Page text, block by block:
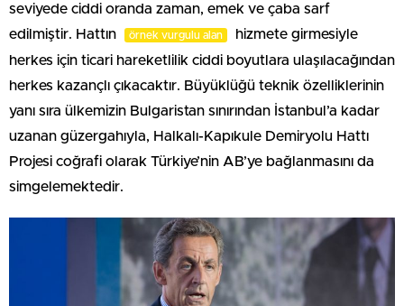
seviyede ciddi oranda zaman, emek ve çaba sarf
edilmiştir. Hattın
örnek vurgulu alan
hizmete girmesiyle
herkes için ticari hareketlilik ciddi boyutlara ulaşılacağından
herkes kazançlı çıkacaktır. Büyüklüğü teknik özelliklerinin
yanı sıra ülkemizin Bulgaristan sınırından İstanbul’a kadar
uzanan güzergahıyla, Halkalı-Kapıkule Demiryolu Hattı
Projesi coğrafi olarak Türkiye’nin AB’ye bağlanmasını da
simgelemektedir.